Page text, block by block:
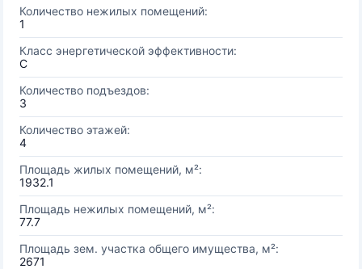
Количество нежилых помещений:
1
Класс энергетической эффективности:
C
Количество подъездов:
3
Количество этажей:
4
Площадь жилых помещений, м²:
1932.1
Площадь нежилых помещений, м²:
77.7
Площадь зем. участка общего имущества, м²:
2671